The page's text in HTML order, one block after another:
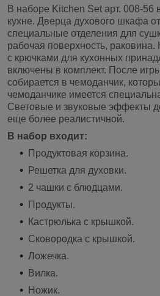
В наборе Kitchen Set арт. 008-56
кухне. Дверца духового шкафа
специальные отделения для
рабочая поверхность, раковина.
с крючками для кухонных
включены в комплект. После
собирается в чемоданчик,
чемоданчике имеется
Световые и звуковые эффекты
еще более реалистичной.
В набор входит:
Продуктовая корзина.
Решетка для духовки.
2 чашки с блюдцами.
Продукты.
Кастрюлька с крышкой.
Сковородка с крышкой.
Ложечка.
Вилка.
Ножик.